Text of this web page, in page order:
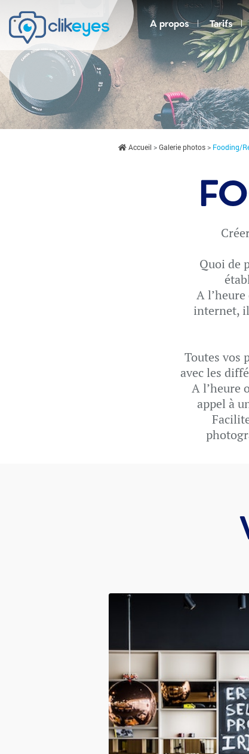
A propos Tarifs
Accueil Galerie photos Fooding/
Quoi de
A
internet,
Toutes vos
avec les
A l’heure
appel à